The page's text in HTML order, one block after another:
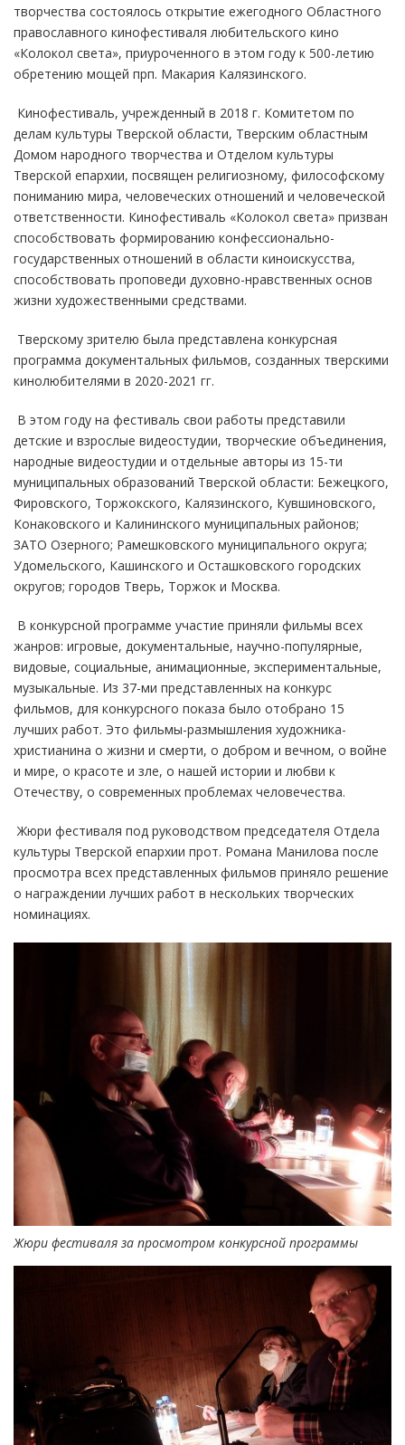
творчества состоялось открытие ежегодного Областного
православного кинофестиваля любительского кино
«Колокол света», приуроченного в этом году к 500-летию
обретению мощей прп. Макария Калязинского.
Кинофестиваль, учрежденный в 2018 г. Комитетом по
делам культуры Тверской области, Тверским областным
Домом народного творчества и Отделом культуры
Тверской епархии, посвящен религиозному, философскому
пониманию мира, человеческих отношений и человеческой
ответственности. Кинофестиваль «Колокол света» призван
способствовать формированию конфессионально-
государственных отношений в области киноискусства,
способствовать проповеди духовно-нравственных основ
жизни художественными средствами.
Тверскому зрителю была представлена конкурсная
программа документальных фильмов, созданных тверскими
кинолюбителями в 2020-2021 гг.
В этом году на фестиваль свои работы представили
детские и взрослые видеостудии, творческие объединения,
народные видеостудии и отдельные авторы из 15-ти
муниципальных образований Тверской области: Бежецкого,
Фировского, Торжокского, Калязинского, Кувшиновского,
Конаковского и Калининского муниципальных районов;
ЗАТО Озерного; Рамешковского муниципального округа;
Удомельского, Кашинского и Осташковского городских
округов; городов Тверь, Торжок и Москва.
В конкурсной программе участие приняли фильмы всех
жанров: игровые, документальные, научно-популярные,
видовые, социальные, анимационные, экспериментальные,
музыкальные. Из 37-ми представленных на конкурс
фильмов, для конкурсного показа было отобрано 15
лучших работ. Это фильмы-размышления художника-
христианина о жизни и смерти, о добром и вечном, о войне
и мире, о красоте и зле, о нашей истории и любви к
Отечеству, о современных проблемах человечества.
Жюри фестиваля под руководством председателя Отдела
культуры Тверской епархии прот. Романа Манилова после
просмотра всех представленных фильмов приняло решение
о награждении лучших работ в нескольких творческих
номинациях.
Жюри фестиваля за просмотром конкурсной программы